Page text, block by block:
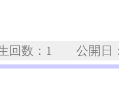
回数：1 公開